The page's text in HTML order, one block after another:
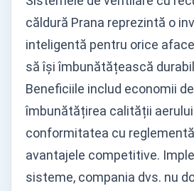
căldură Prana reprezintă o
inteligentă pentru orice
să își îmbunătățească
Beneficiile includ economii
îmbunătățirea calității
conformitatea cu
avantajele competitive.
sisteme, compania dvs. nu